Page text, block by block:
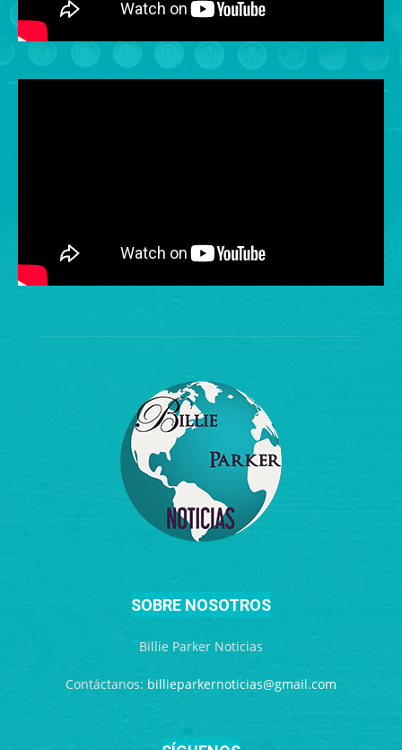
SOBRE NOSOTROS
Billie Parker Noticias
Contáctanos: billieparkernoticias@gmail.com